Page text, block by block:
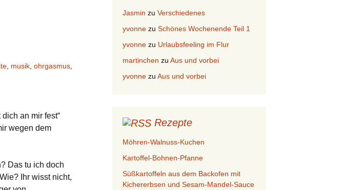
musik ohrgasmus
an mir fest“
wegen dem
Das tu ich doch
Ihr wisst nicht,
Jasmin zu Verschiedenes
yvonne zu Schönes Wochenende Teil 1
yvonne zu Urlaubsfeeling im Flur
martinchen zu Aus und vorbei
yvonne zu Aus und vorbei
Rezepte
Möhren-Walnuss-Kuchen
Kartoffel-Bohnen-Pfanne
Süßkartoffeln aus dem Backofen mit
Kichererbsen und Sesam-Mandel-Sauce